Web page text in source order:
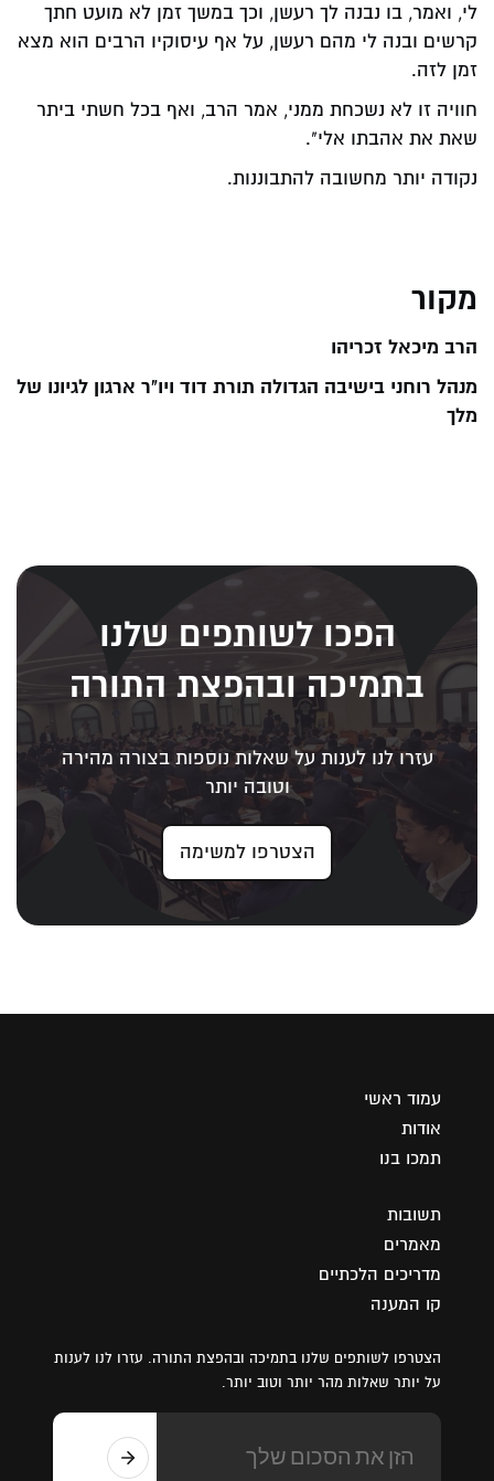
לי, ואמר, בו נבנה לך רעשן, וכך במשך זמן לא מועט חתך
קרשים ובנה לי מהם רעשן, על אף עיסוקיו הרבים הוא מצא
זמן לזה.
חוויה זו לא נשכחת ממני, אמר הרב, ואף בכל חשתי ביתר
שאת את אהבתו אלי".
נקודה יותר מחשובה להתבוננות.
מקור
הרב מיכאל זכריהו
מנהל רוחני בישיבה הגדולה תורת דוד ויו"ר ארגון לגיונו של
מלך
הפכו לשותפים שלנו
בתמיכה ובהפצת התורה
עזרו לנו לענות על שאלות נוספות בצורה מהירה
וטובה יותר
הצטרפו למשימה
עמוד ראשי
אודות
תמכו בנו
תשובות
מאמרים
מדריכים הלכתיים
קו המענה
הצטרפו לשותפים שלנו בתמיכה ובהפצת התורה. עזרו לנו לענות
על יותר שאלות מהר יותר וטוב יותר.